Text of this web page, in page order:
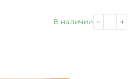
В наличии